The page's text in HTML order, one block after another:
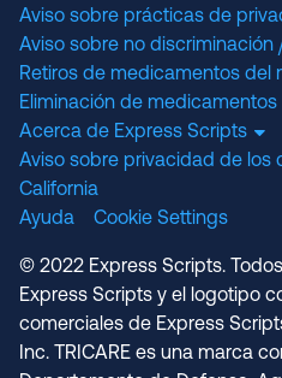
Aviso sobre prácticas de
Aviso sobre no discriminación
Retiros de medicamentos del
Eliminación de medicamentos
Acerca de Express Scripts
Aviso sobre privacidad de los
California
Ayuda
Cookie Settings
© 2022 Express Scripts.
Express Scripts y el logotipo
comerciales de Express
Inc. TRICARE es una marca